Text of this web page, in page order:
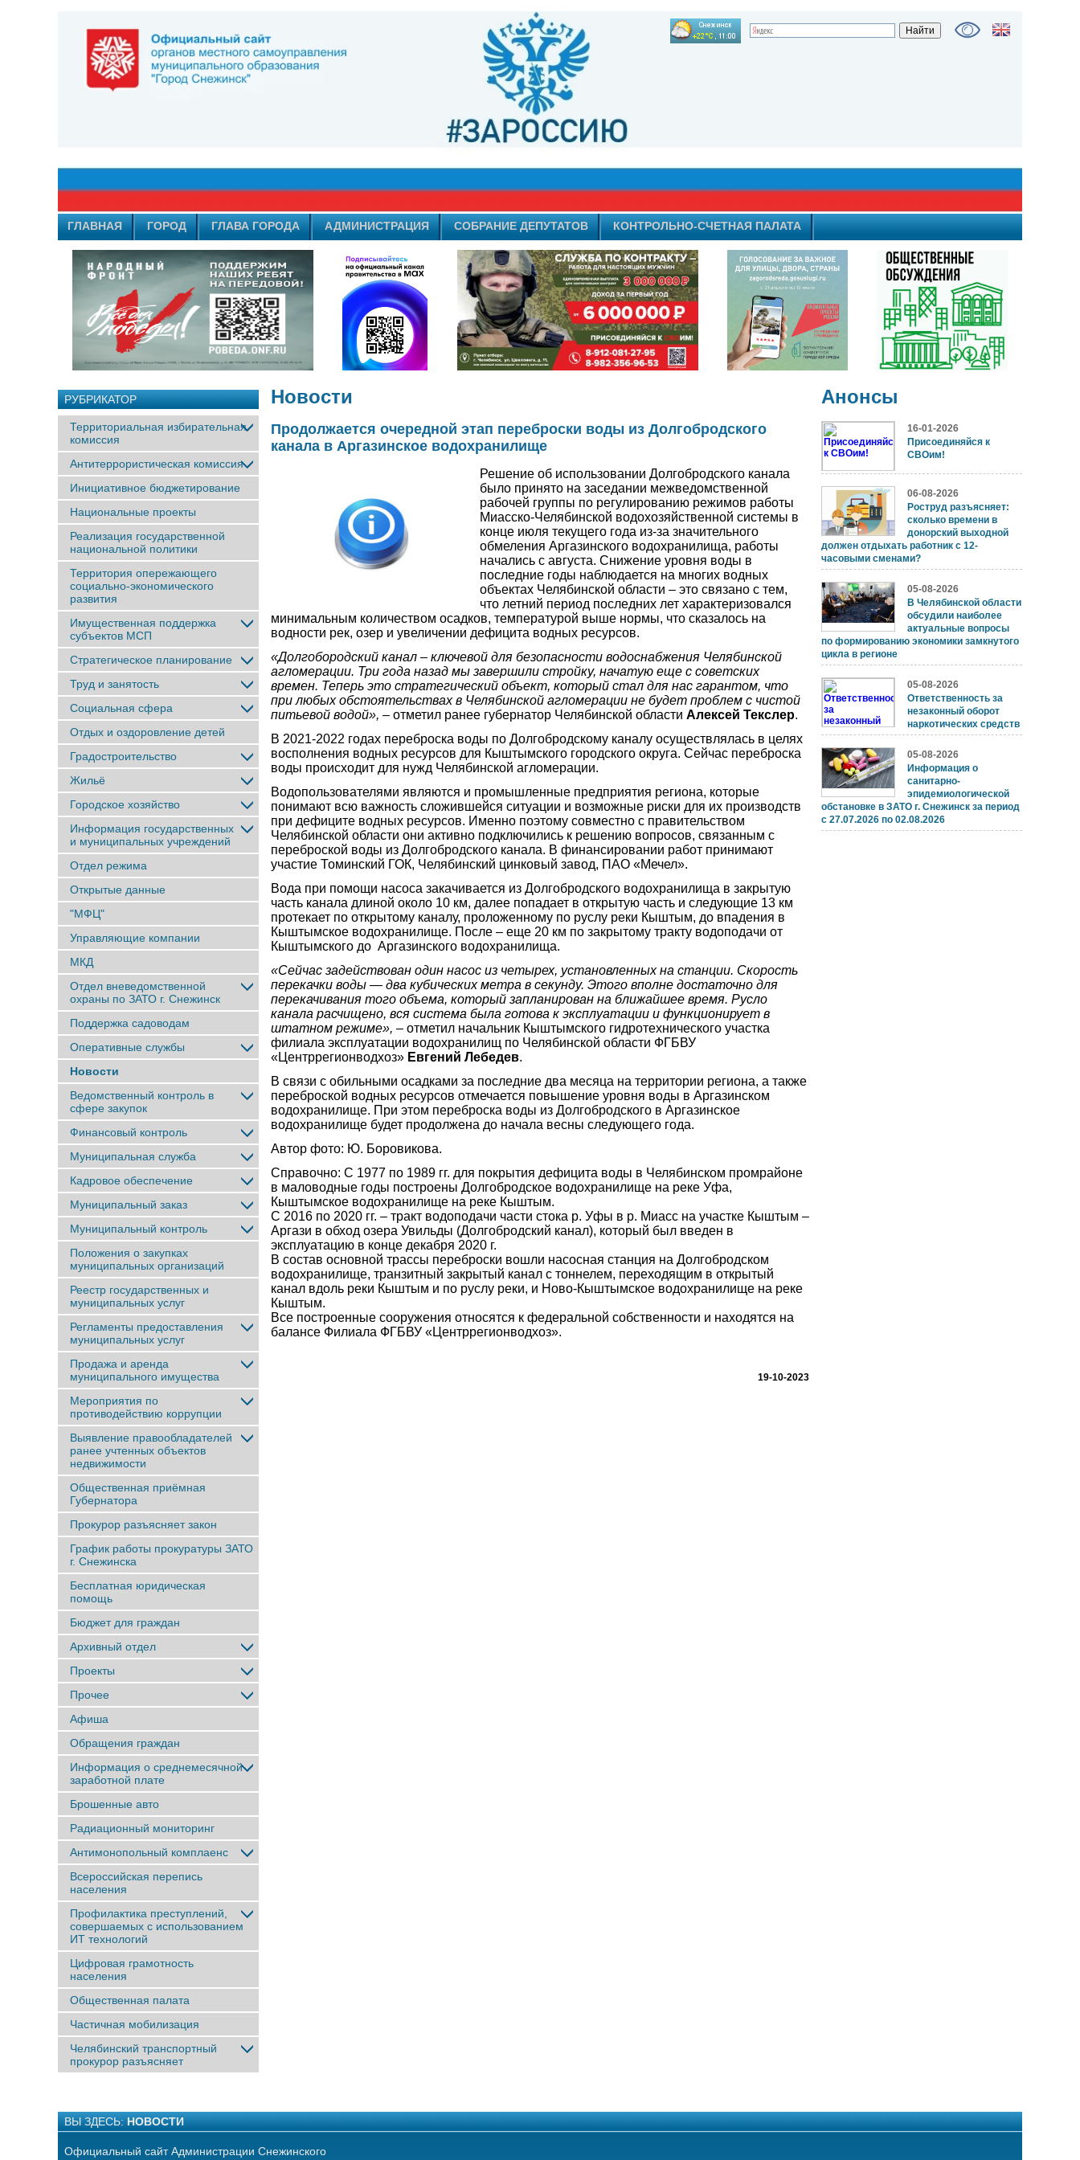
ГЛАВНАЯ ГОРОД ГЛАВА ГОРОДА АДМИНИСТРАЦИЯ СОБРАНИЕ ДЕПУТАТОВ КОНТРОЛЬНО-СЧЕТНАЯ ПАЛАТА
РУБРИКАТОР
Территориальная избирательная
комиссия
Антитеррористическая комиссия
Инициативное бюджетирование
Национальные проекты
Реализация государственной
национальной политики
Территория опережающего
социально-экономического
развития
Имущественная поддержка
субъектов МСП
Стратегическое планирование
Труд и занятость
Социальная сфера
Отдых и оздоровление детей
Градостроительство
Жильё
Городское хозяйство
Информация государственных
и муниципальных учреждений
Отдел режима
Открытые данные
"МФЦ"
Управляющие компании
МКД
Отдел вневедомственной
охраны по ЗАТО г. Снежинск
Поддержка садоводам
Оперативные службы
Новости
Ведомственный контроль в
сфере закупок
Финансовый контроль
Муниципальная служба
Кадровое обеспечение
Муниципальный заказ
Муниципальный контроль
Положения о закупках
муниципальных организаций
Реестр государственных и
муниципальных услуг
Регламенты предоставления
муниципальных услуг
Продажа и аренда
муниципального имущества
Мероприятия по
противодействию коррупции
Выявление правообладателей
ранее учтенныx объектов
недвижимости
Общественная приёмная
Губернатора
Прокурор разъясняет закон
График работы прокуратуры ЗАТО
г. Снежинска
Бесплатная юридическая
помощь
Бюджет для граждан
Архивный отдел
Проекты
Прочее
Афиша
Обращения граждан
Информация о среднемесячной
заработной плате
Брошенные авто
Радиационный мониторинг
Антимонопольный комплаенс
Всероссийская перепись
населения
Профилактика преступлений,
совершаемых с использованием
ИТ технологий
Цифровая грамотность
населения
Общественная палата
Частичная мобилизация
Челябинский транспортный
прокурор разъясняет
Новости
Продолжается очередной этап переброски воды из Долгобродского
канала в Аргазинское водохранилище
Решение об использовании Долгобродского канала
было принято на заседании межведомственной
рабочей группы по регулированию режимов работы
Миасско-Челябинской водохозяйственной системы в
конце июля текущего года из-за значительного
обмеления Аргазинского водохранилища, работы
начались с августа. Снижение уровня воды в
последние годы наблюдается на многих водных
объектах Челябинской области – это связано с тем,
что летний период последних лет характеризовался
минимальным количеством осадков, температурой выше нормы, что сказалось на
водности рек, озер и увеличении дефицита водных ресурсов.
«Долгобородский канал – ключевой для безопасности водоснабжения Челябинской
агломерации. Три года назад мы завершили стройку, начатую еще с советских
времен. Теперь это стратегический объект, который стал для нас гарантом, что
при любых обстоятельствах в Челябинской агломерации не будет проблем с чистой
питьевой водой», – отметил ранее губернатор Челябинской области Алексей Текслер.
В 2021-2022 годах переброска воды по Долгобродскому каналу осуществлялась в целях
восполнения водных ресурсов для Кыштымского городского округа. Сейчас переброска
воды происходит для нужд Челябинской агломерации.
Водопользователями являются и промышленные предприятия региона, которые
понимают всю важность сложившейся ситуации и возможные риски для их производств
при дефиците водных ресурсов. Именно поэтому совместно с правительством
Челябинской области они активно подключились к решению вопросов, связанным с
переброской воды из Долгобродского канала. В финансировании работ принимают
участие Томинский ГОК, Челябинский цинковый завод, ПАО «Мечел».
Вода при помощи насоса закачивается из Долгобродского водохранилища в закрытую
часть канала длиной около 10 км, далее попадает в открытую часть и следующие 13 км
протекает по открытому каналу, проложенному по руслу реки Кыштым, до впадения в
Кыштымское водохранилище. После – еще 20 км по закрытому тракту водоподачи от
Кыштымского до Аргазинского водохранилища.
«Сейчас задействован один насос из четырех, установленных на станции. Скорость
перекачки воды — два кубических метра в секунду. Этого вполне достаточно для
перекачивания того объема, который запланирован на ближайшее время. Русло
канала расчищено, вся система была готова к эксплуатации и функционирует в
штатном режиме», – отметил начальник Кыштымского гидротехнического участка
филиала эксплуатации водохранилищ по Челябинской области ФГБВУ
«Центррегионводхоз» Евгений Лебедев.
В связи с обильными осадками за последние два месяца на территории региона, а также
переброской водных ресурсов отмечается повышение уровня воды в Аргазинском
водохранилище. При этом переброска воды из Долгобродского в Аргазинское
водохранилище будет продолжена до начала весны следующего года.
Автор фото: Ю. Боровикова.
Справочно: С 1977 по 1989 гг. для покрытия дефицита воды в Челябинском промрайоне
в маловодные годы построены Долгобродское водохранилище на реке Уфа,
Кыштымское водохранилище на реке Кыштым.
С 2016 по 2020 гг. – тракт водоподачи части стока р. Уфы в р. Миасс на участке Кыштым –
Аргази в обход озера Увильды (Долгобродский канал), который был введен в
эксплуатацию в конце декабря 2020 г.
В состав основной трассы переброски вошли насосная станция на Долгобродском
водохранилище, транзитный закрытый канал с тоннелем, переходящим в открытый
канал вдоль реки Кыштым и по руслу реки, и Ново-Кыштымское водохранилище на реке
Кыштым.
Все построенные сооружения относятся к федеральной собственности и находятся на
балансе Филиала ФГБВУ «Центррегионводхоз».
19-10-2023
Анонсы
16-01-2026
Присоединяйся к
СВОим!
06-08-2026
Роструд разъясняет:
сколько времени в
донорский выходной
должен отдыхать работник с 12-
часовыми сменами?
05-08-2026
В Челябинской области
обсудили наиболее
актуальные вопросы
по формированию экономики замкнутого
цикла в регионе
05-08-2026
Ответственность за
незаконный оборот
наркотических средств
05-08-2026
Информация о
санитарно-
эпидемиологической
обстановке в ЗАТО г. Снежинск за период
с 27.07.2026 по 02.08.2026
ВЫ ЗДЕСЬ: НОВОСТИ
Официальный сайт Администрации Снежинского